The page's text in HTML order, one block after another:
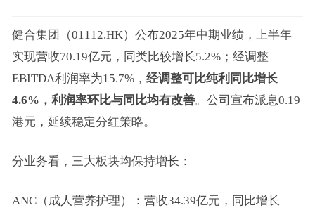
健合集团（01112.HK）公布2025年中期业绩，上半年
实现营收70.19亿元，同类比较增长5.2%；经调整
EBITDA利润率为15.7%， 经调整可比纯利同比增长
4.6%，利润率环比与同比均有改善。公司宣布派息0.19
港元，延续稳定分红策略。
分业务看，三大板块均保持增长：
ANC（成人营养护理）：营收34.39亿元，同比增长